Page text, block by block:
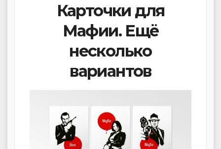
Карточки для
Мафии. Ещё
несколько
вариантов